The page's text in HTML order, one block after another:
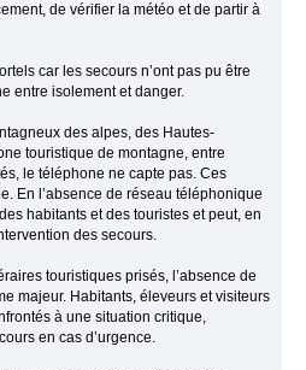
de vérifier la météo et de partir à
car les secours n’ont pas pu être
entre isolement et danger.
des alpes, des Hautes-
touristique de montagne, entre
le téléphone ne capte pas. Ces
En l’absence de réseau téléphonique
habitants et des touristes et peut, en
des secours.
touristiques prisés, l’absence de
majeur. Habitants, éleveurs et visiteurs
à une situation critique,
en cas d’urgence.